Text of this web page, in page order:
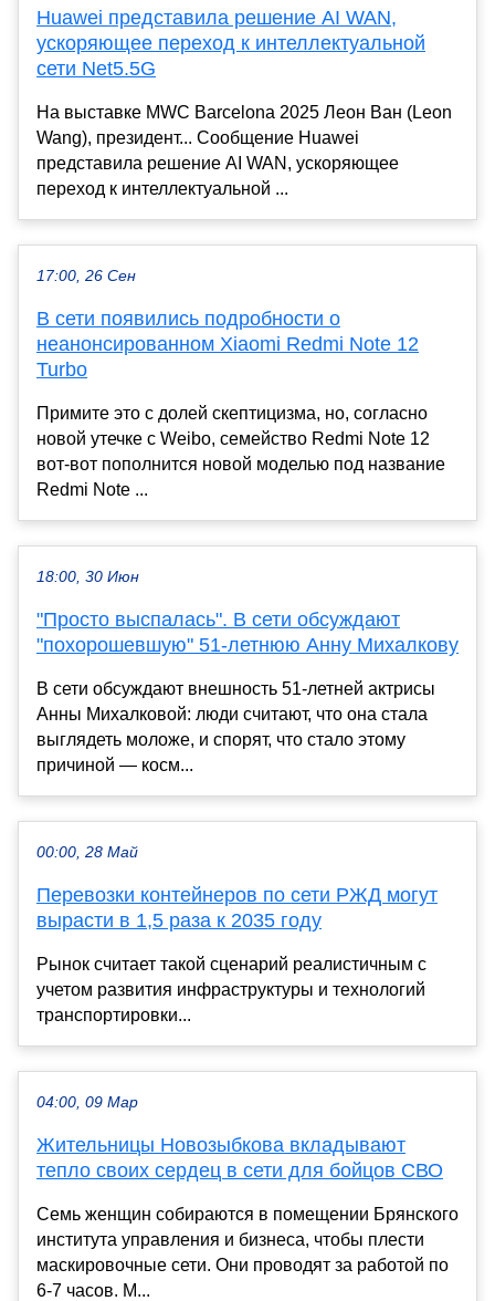
Huawei представила решение AI WAN,
ускоряющее переход к интеллектуальной
сети Net5.5G
На выставке MWC Barcelona 2025 Леон Ван (Leon
Wang), президент... Сообщение Huawei
представила решение AI WAN, ускоряющее
переход к интеллектуальной ...
17:00, 26 Сен
В сети появились подробности о
неанонсированном Xiaomi Redmi Note 12
Turbo
Примите это с долей скептицизма, но, согласно
новой утечке с Weibo, семейство Redmi Note 12
вот-вот пополнится новой моделью под название
Redmi Note ...
18:00, 30 Июн
"Просто выспалась". В сети обсуждают
"похорошевшую" 51-летнюю Анну Михалкову
В сети обсуждают внешность 51-летней актрисы
Анны Михалковой: люди считают, что она стала
выглядеть моложе, и спорят, что стало этому
причиной — косм...
00:00, 28 Май
Перевозки контейнеров по сети РЖД могут
вырасти в 1,5 раза к 2035 году
Рынок считает такой сценарий реалистичным с
учетом развития инфраструктуры и технологий
транспортировки...
04:00, 09 Мар
Жительницы Новозыбкова вкладывают
тепло своих сердец в сети для бойцов СВО
Семь женщин собираются в помещении Брянского
института управления и бизнеса, чтобы плести
маскировочные сети. Они проводят за работой по
6-7 часов. М...